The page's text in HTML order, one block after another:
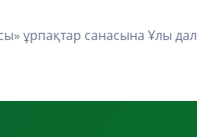
ұрпақтар санасына Ұлы